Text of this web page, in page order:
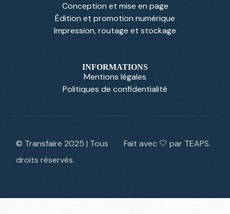
Conception et mise en page
Édition et promotion numérique
Impression, routage et stockage
INFORMATIONS
Mentions légales
Politiques de confidentialité
© Transfaire 2025 | Tous
droits réservés.
Fait avec 🤍 par TEAPS.